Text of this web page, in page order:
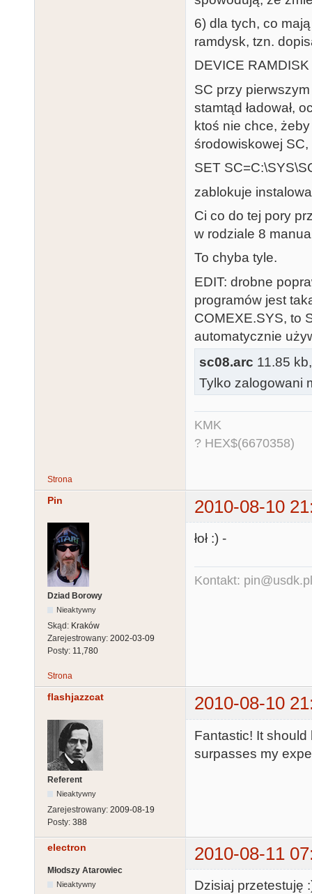
6) dla tych, co
ramdysk, tzn.
DEVICE RAMDISK
SC przy
stamtąd ładował,
ktoś nie chce,
środowiskowej SC,
SET
zablokuje
Ci co do tej pory
w rodziale 8
To chyba tyle.
EDIT: drobne
programów jest
COMEXE.SYS, to
automatycznie
sc08.arc 11.85
Tylko zalogowani
KMK
? HEX$(6670358)
Strona
Pin 2010-08-10
Dziad Borowy
Nieaktywny
Skąd: Kraków
Zarejestrowany: 2002-03-09
Posty: 11,780
łoł :) -
Kontakt: pin@usdk.pl
Strona
flashjazzcat 2010-08-10
Referent
Nieaktywny
Zarejestrowany: 2009-08-19
Posty: 388
Fantastic! It
surpasses my
electron 2010-08-11
Młodszy Atarowiec
Nieaktywny Dzisiaj przetestuję